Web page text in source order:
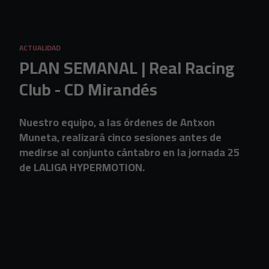
ACTUALIDAD
PLAN SEMANAL | Real Racing
Club - CD Mirandés
Nuestro equipo, a las órdenes de Antxon
Muneta, realizará cinco sesiones antes de
medirse al conjunto cántabro en la jornada 25
de LALIGA HYPERMOTION.